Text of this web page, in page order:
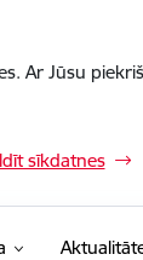
Ar Jūsu
sīkdatnes